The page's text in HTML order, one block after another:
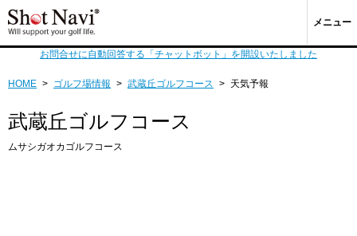
メニュー
お問合せに自動回答する「チャットボット」を開設いたしました
HOME > ゴルフ場情報 > 武蔵丘ゴルフコース > 天気予報
武蔵丘ゴルフコース
ムサシガオカゴルフコース